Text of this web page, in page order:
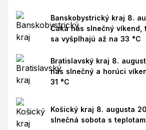
Banskobystrický kraj 8.
Čaká nás slnečný víkend,
sa vyšplhajú až na 33 °C
Bratislavský kraj 8.
nás slnečný a horúci
31 °C
Košický kraj 8. augusta
slnečná sobota s